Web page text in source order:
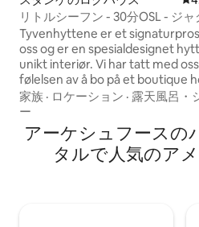
リトルシーフン - 30分OSL - ジ
デザインハウス
Tyvenhyttene er et
oss og er en spesialdesignet
unikt interiør. Vi har tatt med oss
følelsen av å bo på et boutique
den flotte naturen i Mjøsli. Hytta har
privat terasse, 1 bad og 1
sovesofa i stue med tilsammen
sengeplasser. Delen med
med glassvegg som er flyttbar
家族 · ロケーション · 露天風呂・
ー
アーケシュフースの
タルで人気のア